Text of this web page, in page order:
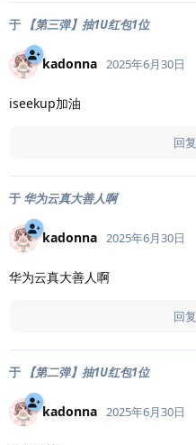
于 【第三弹】抽1U红包1位
kadonna 2025年6月30日
iseekup加油
回复
于 华为云真大善人啊
kadonna 2025年6月30日
华为云真大善人啊
回复
于 【第二弹】抽1U红包1位
kadonna 2025年6月30日